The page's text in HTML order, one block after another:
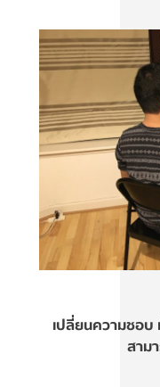
เปลี่ยนความชอบ
สาม